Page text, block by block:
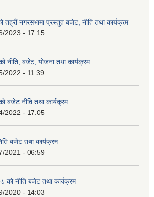
नगरसभामा प्रस्तुत बजेट, नीति तथा कार्यक्रम
2023 - 17:15
बजेट, योजना तथा कार्यक्रम
2022 - 11:39
नीति तथा कार्यक्रम
2022 - 17:05
बजेट तथा कार्यक्रम
2021 - 06:59
को नीति बजेट तथा कार्यक्रम
2020 - 14:03